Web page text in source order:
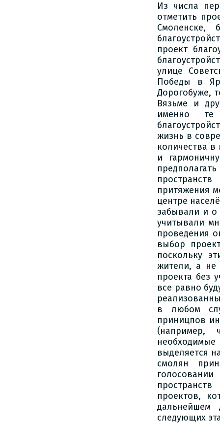
Из числа
отметить
Смоленске,
проект
улице
Победы в
Дорогобуже,
Вязьме и
именно те
жизнь в
количества
и
притяжения
центре
забывали и о
учитывали
проведения
выбор
поскольку
жители, а не
проекта без
все равно
в любом
приницпов
(например,
выделяется
смолян
проектов,
дальнейшем
следующих